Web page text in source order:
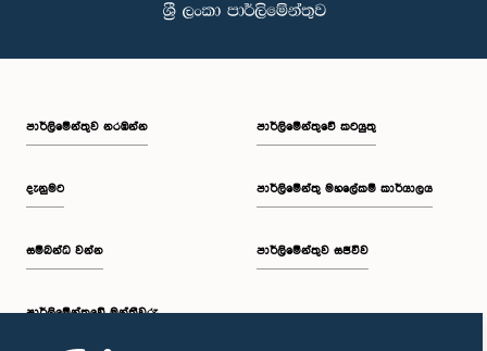
පාර්ලි‌මේන්තුව නරඹන්න
දැනුමට
සම්බන්ධ වන්න
පාර්ලි‌මේන්තුවේ මන්ත්‍රීවරු
පාර්ලිමේන්තුවේ කටයුතු
පාර්ලිමේන්තු මහලේකම් කාර්යාලය
පාර්ලිමේන්තුව සජීවීව